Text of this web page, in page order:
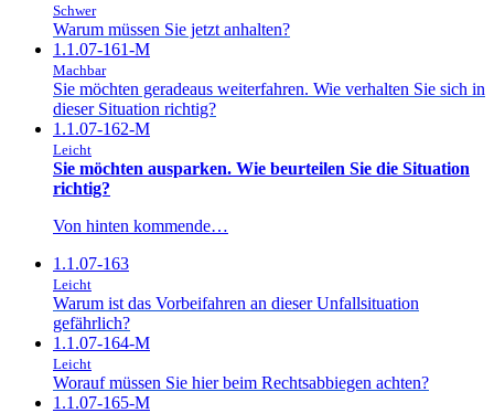
Schwer
Warum müssen Sie jetzt anhalten?
1.1.07-161-M
Machbar
Sie möchten geradeaus weiterfahren. Wie verhalten Sie sich in
dieser Situation richtig?
1.1.07-162-M
Leicht
Sie möchten ausparken. Wie beurteilen Sie die Situation
richtig?
Von hinten kommende…
1.1.07-163
Leicht
Warum ist das Vorbeifahren an dieser Unfallsituation
gefährlich?
1.1.07-164-M
Leicht
Worauf müssen Sie hier beim Rechtsabbiegen achten?
1.1.07-165-M